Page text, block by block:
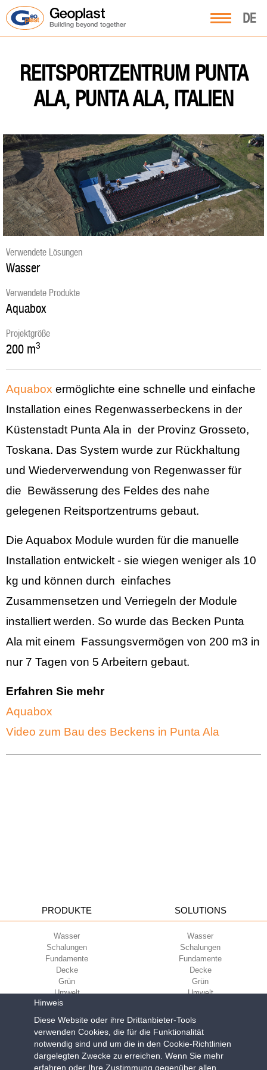
DE
REITSPORTZENTRUM PUNTA
ALA, PUNTA ALA, ITALIEN
Verwendete Lösungen
Wasser
Verwendete Produkte
Aquabox
Projektgröße
200 m3
Aquabox ermöglichte eine schnelle und einfache
Installation eines Regenwasserbeckens in der
Küstenstadt Punta Ala in der Provinz Grosseto,
Toskana. Das System wurde zur Rückhaltung
und Wiederverwendung von Regenwasser für
die Bewässerung des Feldes des nahe
gelegenen Reitsportzentrums gebaut.
Die Aquabox Module wurden für die manuelle
Installation entwickelt - sie wiegen weniger als 10
kg und können durch einfaches
Zusammensetzen und Verriegeln der Module
installiert werden. So wurde das Becken Punta
Ala mit einem Fassungsvermögen von 200 m3 in
nur 7 Tagen von 5 Arbeitern gebaut.
Erfahren Sie mehr
Aquabox
Video zum Bau des Beckens in Punta Ala
PRODUKTE
Wasser
Schalungen
Fundamente
Decke
Grün
Umwelt
Sport
SOLUTIONS
Wasser
Schalungen
Fundamente
Decke
Grün
Umwelt
UNTERNEHMEN
Nutzungsbedingungen
Verkaufsbedingungen
ECOKOMPATIBILITÄT
Green Building Council
Hinweis
Diese Website oder ihre Drittanbieter-Tools
verwenden Cookies, die für die Funktionalität
notwendig sind und um die in den Cookie-Richtlinien
dargelegten Zwecke zu erreichen. Wenn Sie mehr
erfahren oder Ihre Zustimmung gegenüber allen